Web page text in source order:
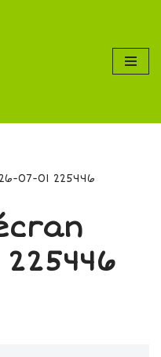
07-01 225446